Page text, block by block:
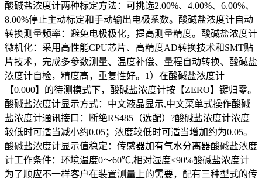
酸碱盐浓度计两种标定方法：可挑选2.00%、4.00%、6.00%、
8.00%停止主动标定和手动输出电极系数。酸碱盐浓度计自动
转换测量频率：避免电极极化，提高测量精度。酸碱盐浓度计
微机化：采用高性能CPU芯片、高精度AD转换技术和SMT贴
片技术，完成多参数测量、温度补偿、量程自动转换、酸碱盐
浓度计自检，精度高，重复性好。1）在酸碱盐浓度计
【0.000】的待测模式下，酸碱盐浓度计按【ZERO】键归零。
酸碱盐浓度计显示方式：中文液晶显示,中文菜单式操作酸碱
盐浓度计通讯接口：断绝RS485（选配）?酸碱盐浓度计浓度
较低时可适当减小约0.05；浓度较低时可适当增加约为0.05。
酸碱盐浓度计显示值稳定：传感器加有气水分离器酸碱盐浓度
计工作条件：环境温度0～60℃,相对湿度≤90℅酸碱盐浓度计
为了顺应不一样客户在装置测量上的需要，配有三种型式的传